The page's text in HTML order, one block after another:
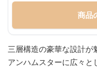
商品
三層構造の豪華な設計が
アンハムスターに広々と